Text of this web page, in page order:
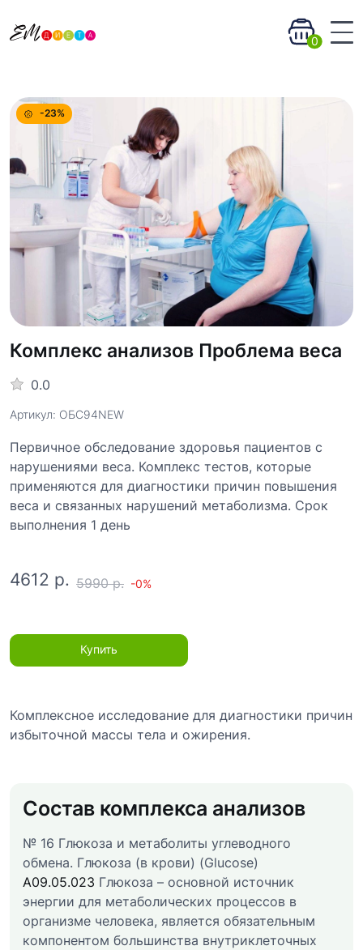
0
-23%
Комплекс анализов Проблема веса
0.0
Артикул: ОБС94NEW
Первичное обследование здоровья пациентов с
нарушениями веса. Комплекс тестов, которые
применяются для диагностики причин повышения
веса и связанных нарушений метаболизма. Срок
выполнения 1 день
4612 р. 5990 р. -0%
Купить
Комплексное исследование для диагностики причин
избыточной массы тела и ожирения.
Состав комплекса анализов
№ 16 Глюкоза и метаболиты углеводного
обмена. Глюкоза (в крови) (Glucose)
A09.05.023 Глюкоза – основной источник
энергии для метаболических процессов в
организме человека, является обязательным
компонентом большинства внутриклеточных